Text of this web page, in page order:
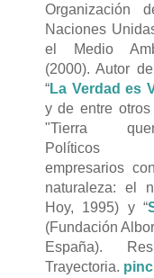
Organización
Naciones
el Medio
(2000). Autor
“La Verdad es
y de entre otros
"Tierra
empresarios
naturaleza: el
Hoy, 1995) y “
(Fundación
España).
Trayectoria.